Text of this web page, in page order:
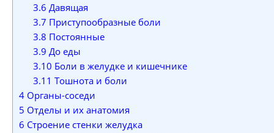
3.6 Давящая­
3.7 Приступообразные боли
3.8 Постоянные
3.9 До еды
3.10 Боли в желудке и кишечнике
3.11 Тошнота и боли
4 Органы-соседи
5 Отделы и их анатомия
6 Строение стенки желудка